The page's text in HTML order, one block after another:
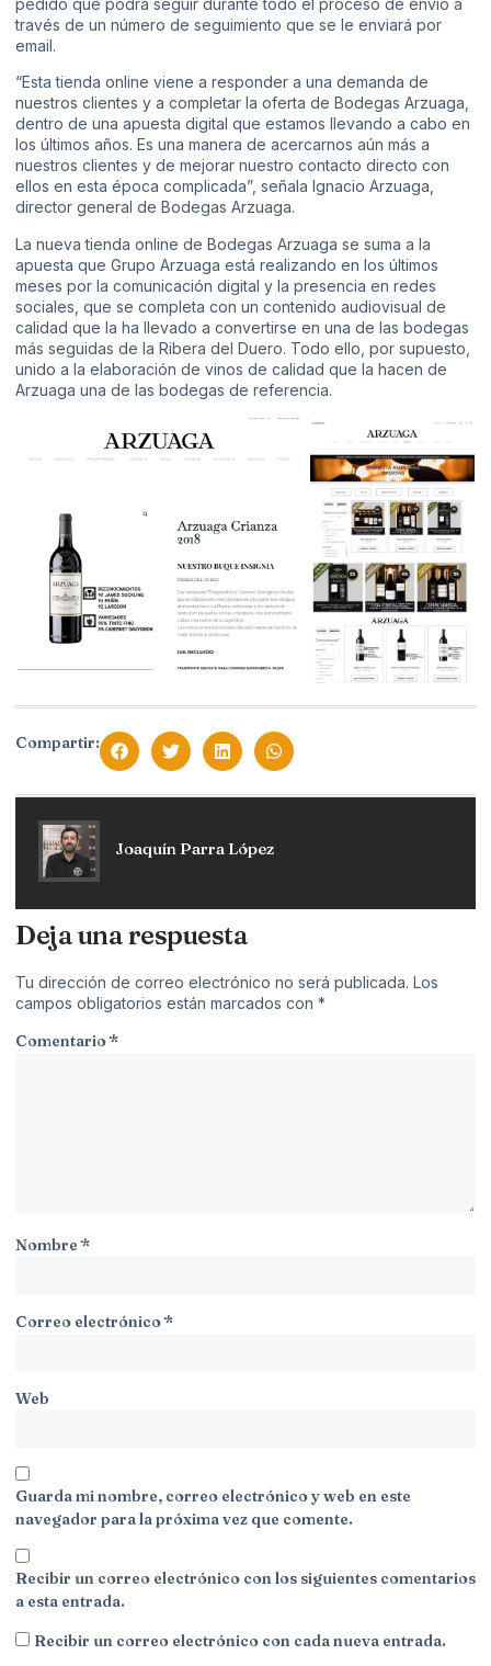
pedido que podrá seguir durante todo el proceso de envío a
través de un número de seguimiento que se le enviará por
email.
“Esta tienda online viene a responder a una demanda de
nuestros clientes y a completar la oferta de Bodegas Arzuaga,
dentro de una apuesta digital que estamos llevando a cabo en
los últimos años. Es una manera de acercarnos aún más a
nuestros clientes y de mejorar nuestro contacto directo con
ellos en esta época complicada”, señala Ignacio Arzuaga,
director general de Bodegas Arzuaga.
La nueva tienda online de Bodegas Arzuaga se suma a la
apuesta que Grupo Arzuaga está realizando en los últimos
meses por la comunicación digital y la presencia en redes
sociales, que se completa con un contenido audiovisual de
calidad que la ha llevado a convertirse en una de las bodegas
más seguidas de la Ribera del Duero. Todo ello, por supuesto,
unido a la elaboración de vinos de calidad que la hacen de
Arzuaga una de las bodegas de referencia.
Compartir:
Joaquín Parra López
Deja una respuesta
Tu dirección de correo electrónico no será publicada. Los
campos obligatorios están marcados con *
Comentario*
Nombre*
Correo electrónico*
Web
Guarda mi nombre, correo electrónico y web en este
navegador para la próxima vez que comente.
Recibir un correo electrónico con los siguientes comentarios
a esta entrada.
Recibir un correo electrónico con cada nueva entrada.